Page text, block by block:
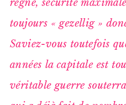
toujours « gezellig »
Saviez-vous toutefois
années la capitale est
véritable guerre